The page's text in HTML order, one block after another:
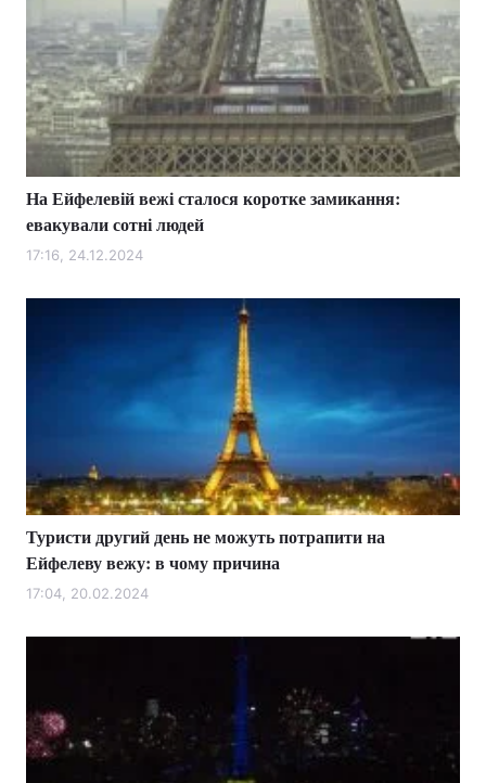
Головна Війна
Україна
Економіка Світ
Техно і зв'язок Лайт
Інциденти
Здоров'я Туризм
Цікавинки Погода
Екологія
Лонгріди
Відео з Youtube Статті
Інтерв'ю Думки
На Ейфелевій вежі сталося коротке замикання:
евакували сотні людей
17:16, 24.12.2024
Туристи другий день не можуть потрапити на
Ейфелеву вежу: в чому причина
17:04, 20.02.2024